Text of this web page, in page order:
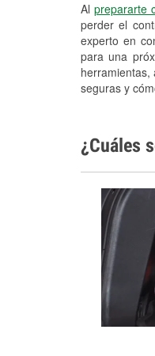
Alprepararte
perder el
experto en
para una
seguras y
¿Cuáles